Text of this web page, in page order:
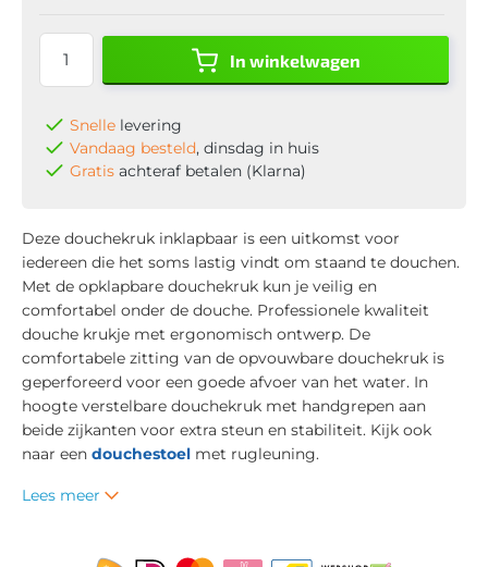
In winkelwagen
Snelle levering
Vandaag besteld, dinsdag in huis
Gratis achteraf betalen (Klarna)
Deze douchekruk inklapbaar is een uitkomst voor
iedereen die het soms lastig vindt om staand te douchen.
Met de opklapbare douchekruk kun je veilig en
comfortabel onder de douche. Professionele kwaliteit
douche krukje met ergonomisch ontwerp. De
comfortabele zitting van de opvouwbare douchekruk is
geperforeerd voor een goede afvoer van het water. In
hoogte verstelbare douchekruk met handgrepen aan
beide zijkanten voor extra steun en stabiliteit. Kijk ook
naar een douchestoel met rugleuning.
Lees meer